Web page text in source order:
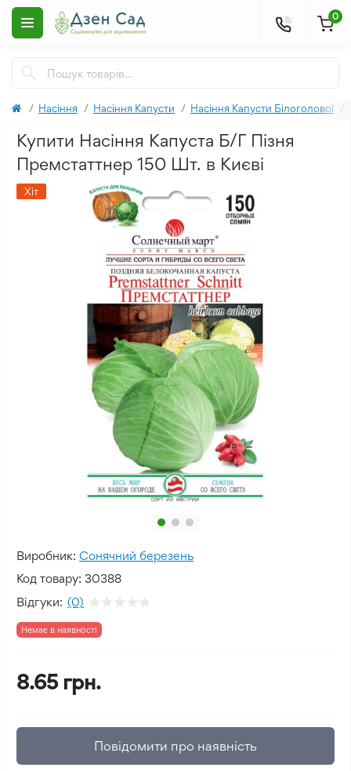
0
Насіння Насіння Капусти Насіння Капусти Білоголової
Купити Насіння Капуста Б/Г Пізня
Премстаттнер 150 Шт. в Києві
Хіт
Виробник: Сонячний березень
Код товару: 30388
Відгуки: (0)
Немає в наявності
8.65 грн.
Повідомити про наявність